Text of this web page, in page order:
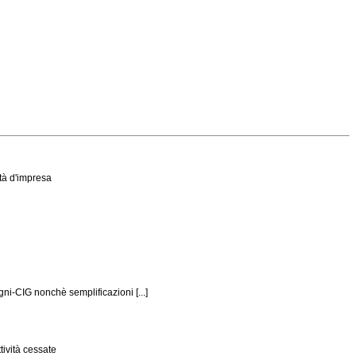
d'impresa
CIG nonchè semplificazioni [...]
cessate